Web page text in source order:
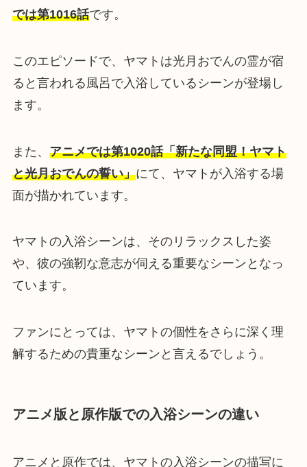
では第1016話です。
このエピソードで、ヤマトは光月おでんの霊が宿
ると言われる風呂で入浴しているシーンが登場し
ます。
また、 アニメでは第1020話「新たな同盟！ヤマト
と光月おでんの誓い」にて、ヤマトが入浴する場
面が描かれています。
ヤマトの入浴シーンは、そのリラックスした姿
や、彼の強靭な意志が伺える重要なシーンとなっ
ています。
ファンにとっては、ヤマトの個性をさらに深く理
解するための貴重なシーンと言えるでしょう。
アニメ版と原作版での入浴シーンの違い
アニメと原作では、ヤマトの入浴シーンの描写に